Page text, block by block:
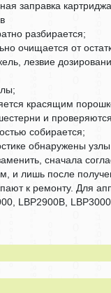
заправка
разбирается;
очищается от
лезвие
красящим
и
собирается;
обнаружены
сначала
и лишь после
к ремонту. Для
LBP2900B, LBP3000